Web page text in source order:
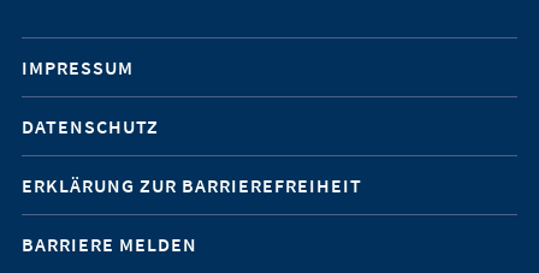
Mobile-
Service-
Navigation
IMPRESSUM
DATENSCHUTZ
ERKLÄRUNG ZUR BARRIEREFREIHEIT
BARRIERE MELDEN